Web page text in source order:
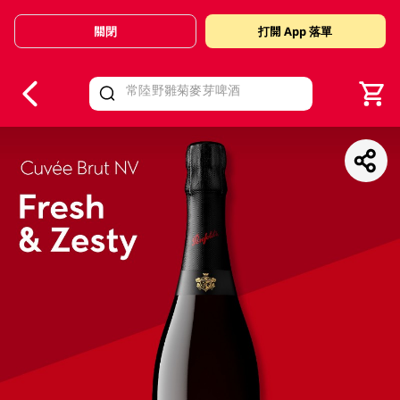
Valid Until 30 June 2026
關閉 打開 App 落單